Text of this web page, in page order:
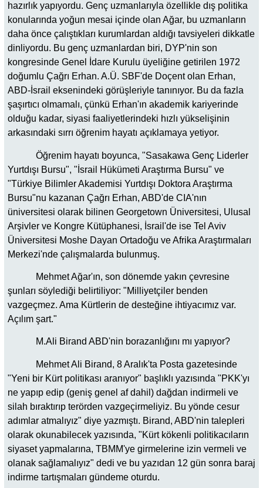
hazırlık yapıyordu. Genç uzmanlarıyla özellikle dış politika
konularında yoğun mesai içinde olan Ağar, bu uzmanların
daha önce çalıştıkları kurumlardan aldığı tavsiyeleri dikkatle
dinliyordu. Bu genç uzmanlardan biri, DYP'nin son
kongresinde Genel İdare Kurulu üyeliğine getirilen 1972
doğumlu Çağrı Erhan. A.Ü. SBF'de Doçent olan Erhan,
ABD-İsrail eksenindeki görüşleriyle tanınıyor. Bu da fazla
şaşırtıcı olmamalı, çünkü Erhan'ın akademik kariyerinde
olduğu kadar, siyasi faaliyetlerindeki hızlı yükselişinin
arkasındaki sırrı öğrenim hayatı açıklamaya yetiyor.
Öğrenim hayatı boyunca, "Sasakawa Genç Liderler
Yurtdışı Bursu", "İsrail Hükümeti Araştırma Bursu" ve
"Türkiye Bilimler Akademisi Yurtdışı Doktora Araştırma
Bursu"nu kazanan Çağrı Erhan, ABD'de CIA'nın
üniversitesi olarak bilinen Georgetown Üniversitesi, Ulusal
Arşivler ve Kongre Kütüphanesi, İsrail'de ise Tel Aviv
Üniversitesi Moshe Dayan Ortadoğu ve Afrika Araştırmaları
Merkezi'nde çalışmalarda bulunmuş.
Mehmet Ağar'ın, son dönemde yakın çevresine
şunları söylediği belirtiliyor: "Milliyetçiler benden
vazgeçmez. Ama Kürtlerin de desteğine ihtiyacımız var.
Açılım şart."
M.Ali Birand ABD'nin borazanlığını mı yapıyor?
Mehmet Ali Birand, 8 Aralık'ta Posta gazetesinde
"Yeni bir Kürt politikası aranıyor" başlıklı yazısında "PKK'yı
ne yapıp edip (geniş genel af dahil) dağdan indirmeli ve
silah bıraktırıp terörden vazgeçirmeliyiz. Bu yönde cesur
adımlar atmalıyız" diye yazmıştı. Birand, ABD'nin talepleri
olarak okunabilecek yazısında, "Kürt kökenli politikacıların
siyaset yapmalarına, TBMM'ye girmelerine izin vermeli ve
olanak sağlamalıyız" dedi ve bu yazıdan 12 gün sonra baraj
indirme tartışmaları gündeme oturdu.